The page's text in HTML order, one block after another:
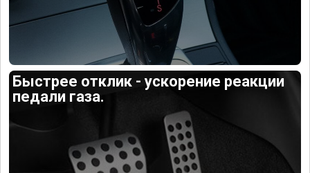
Быстрее отклик - ускорение реакции
педали газа.